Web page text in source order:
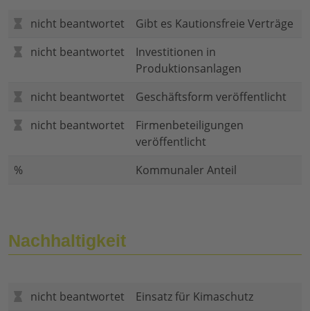
nicht beantwortet
Gibt es Kautionsfreie Verträge
nicht beantwortet
Investitionen in
Produktionsanlagen
nicht beantwortet
Geschäftsform veröffentlicht
nicht beantwortet
Firmenbeteiligungen
veröffentlicht
%
Kommunaler Anteil
Nachhaltigkeit
nicht beantwortet
Einsatz für Kimaschutz